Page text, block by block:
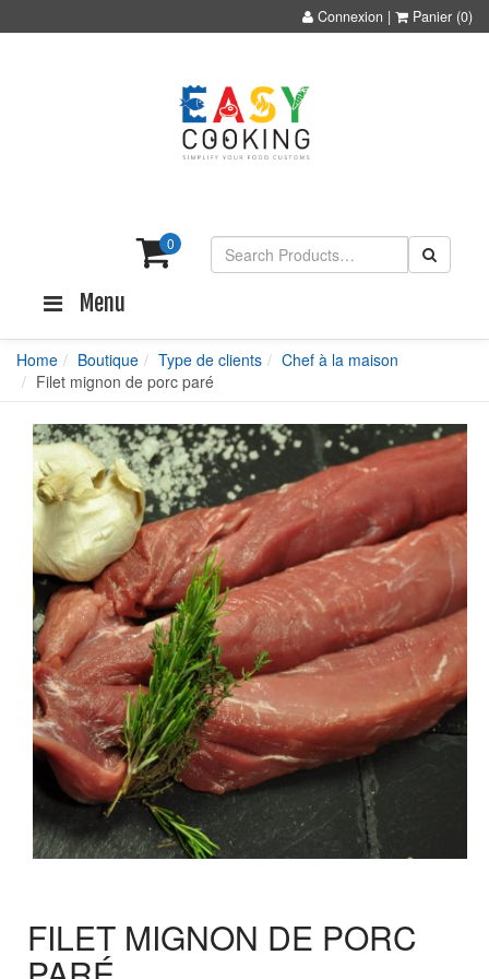
Connexion | Panier (0)
0
Menu
Home Boutique Type de clients
Chef à la maison
Filet mignon de porc paré
FILET MIGNON DE PORC